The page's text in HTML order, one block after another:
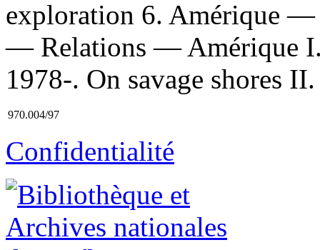
exploration 6. Amérique
— Relations — Amérique I.
1978-. On savage shores
970.004/97
Confidentialité